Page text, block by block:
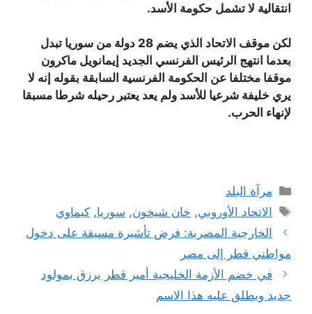
انتقالية لا تشمل حكومة الأسد.
لكن موقف الاتحاد الذي يضم 28 دولة من سوريا تبدل
بعدما انتهج الرئيس الفرنسي الجديد إيمانويل ماكرون
موقفا مختلفا عن الحكومة الفرنسية السابقة بقوله إنه لا
يري خليفة شرعيا للأسد ولم يعد يعتبر رحيله شرطا مسبقا
لإنهاء الحرب.
التصنيفات
مرآة البلد
الوسوم
الاتحاد الأوروبي, خان شيخون, سوريا,كيماوي
الخارجية المصرية: فرض تأشيرة مسبقة على دخول
مواطني قطر إلى مصر
في خضم الأزمة الخليجية أمير قطر يرزق بمولود
جديد ويطلق عليه هذا الاسم